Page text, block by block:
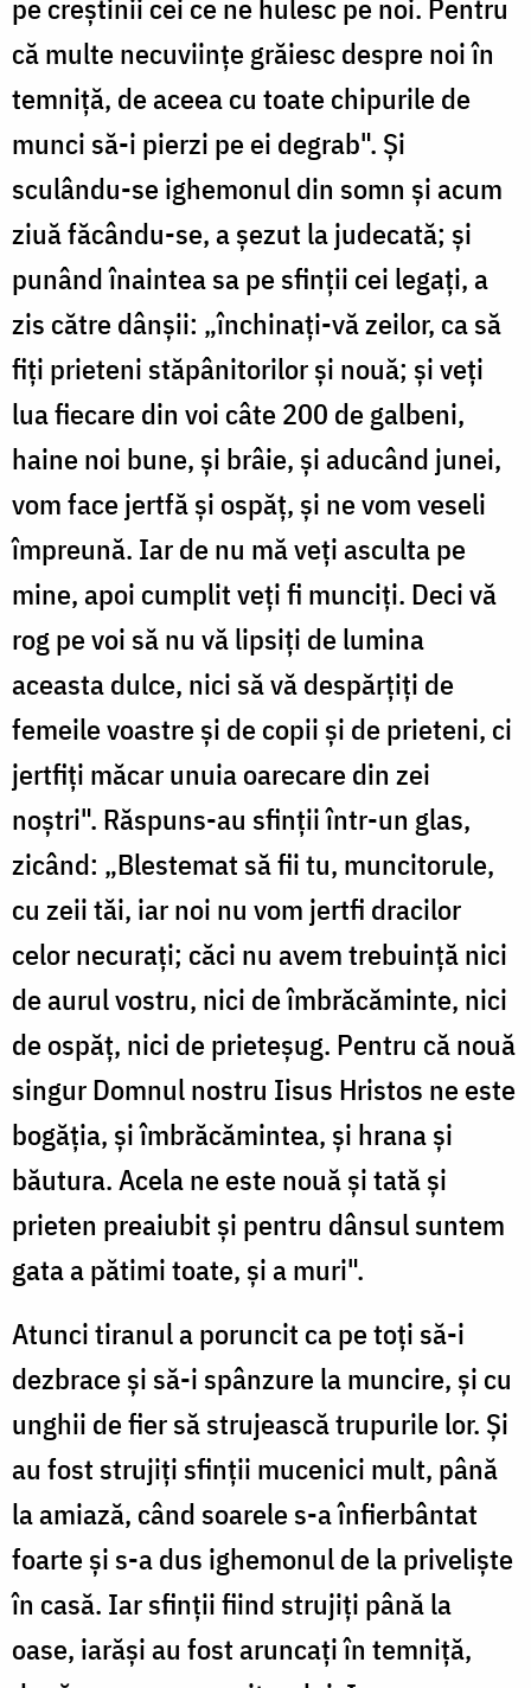
pe creștinii cei ce ne hulesc pe noi. Pentru
că multe necuviințe grăiesc despre noi în
temniță, de aceea cu toate chipurile de
munci să-i pierzi pe ei degrab". Și
sculându-se ighemo­nul din somn și acum
ziuă făcându-se, a șezut la judecată; și
punând înaintea sa pe sfinții cei legați, a
zis către dânșii: „închinați-vă zeilor, ca să
fiți prieteni stăpânitorilor și nouă; și veți
lua fiecare din voi câte 200 de galbeni,
haine noi bune, și brâie, și aducând junei,
vom face jertfă și ospăț, și ne vom veseli
împreună. Iar de nu mă veți asculta pe
mine, apoi cumplit veți fi munciți. Deci vă
rog pe voi să nu vă lipsiți de lumina
aceasta dulce, nici să vă despărțiți de
femeile voastre și de copii și de prieteni, ci
jertfiți măcar unuia oarecare din zei
noștri". Răspuns-au sfinții într-un glas,
zicând: „Blestemat să fii tu, muncitorule,
cu zeii tăi, iar noi nu vom jertfi dracilor
celor necurați; căci nu avem trebuință nici
de aurul vostru, nici de îmbrăcăminte, nici
de ospăț, nici de prieteșug. Pentru că nouă
singur Domnul nostru Iisus Hristos ne este
bogăția, și îmbrăcămintea, și hrana și
băutura. Acela ne este nouă și tată și
prieten preaiubit și pentru dânsul suntem
gata a pătimi toate, și a muri".
Atunci tiranul a poruncit ca pe toți să-i
dezbrace și să-i spânzure la muncire, și cu
unghii de fier să strujească trupurile lor. Și
au fost strujiți sfinții mucenici mult, până
la amiază, când soarele s-a înfierbântat
foarte și s-a dus ighemonul de la priveliște
în casă. Iar sfinții fiind strujiți până la
oase, iarăși au fost aruncați în temniță,